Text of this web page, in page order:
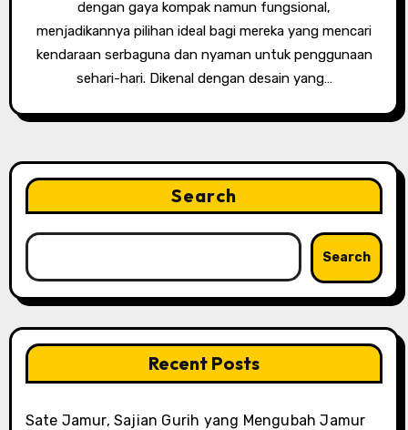
dengan gaya kompak namun fungsional,
menjadikannya pilihan ideal bagi mereka yang mencari
kendaraan serbaguna dan nyaman untuk penggunaan
sehari-hari. Dikenal dengan desain yang…
Search
Search
Recent Posts
Sate Jamur, Sajian Gurih yang Mengubah Jamur